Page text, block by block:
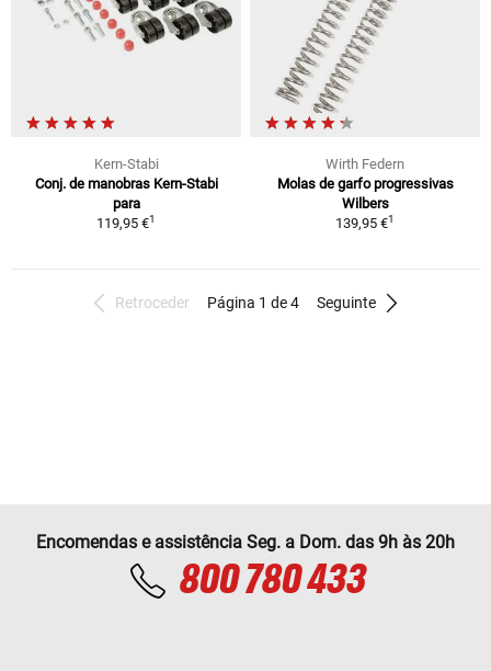
Kern-Stabi
Conj. de manobras Kern-Stabi
para
119,95 €1
Wirth Federn
Molas de garfo progressivas
Wilbers
139,95 €1
Retroceder Página 1 de 4 Seguinte
Encomendas e assistência Seg. a Dom. das 9h às 20h
800 780 433